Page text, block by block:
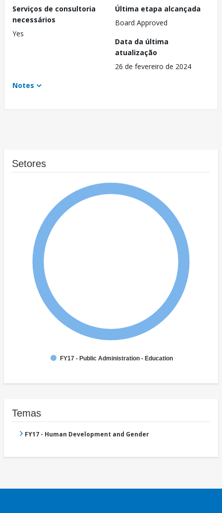
Serviços de consultoria
necessários
Yes
Última etapa alcançada
Board Approved
Data da última
atualização
26 de fevereiro de 2024
Notes
Setores
FY17 - Public Administration - Education
Temas
FY17 - Human Development and Gender